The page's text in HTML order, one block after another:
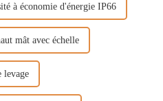
à économie d'énergie IP66
mât avec échelle
levage